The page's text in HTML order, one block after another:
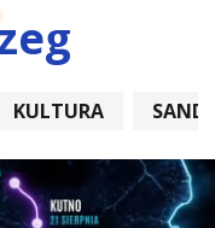
KULTURA